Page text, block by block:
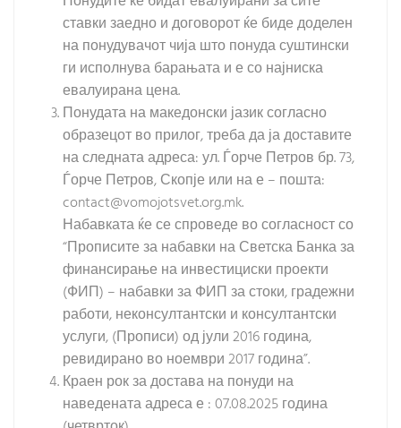
ставки заедно и договорот ќе биде доделен
на понудувачот чија што понуда суштински
ги исполнува барањата и е со најниска
евалуирана цена.
Понудата на македонски јазик согласно
образецот во прилог, треба да ја доставите
на следната адреса: ул. Ѓорче Петров бр. 73,
Ѓорче Петров, Скопје или на е – пошта:
contact@vomojotsvet.org.mk.
Набавката ќе се спроведе во согласност со
“Прописите за набавки на Светска Банка за
финансирање на инвестициски проекти
(ФИП) – набавки за ФИП за стоки, градежни
работи, неконсултантски и консултантски
услуги, (Прописи) од јули 2016 година,
ревидирано во ноември 2017 година”.
Краен рок за достава на понуди на
наведената адреса е : 07.08.2025 година